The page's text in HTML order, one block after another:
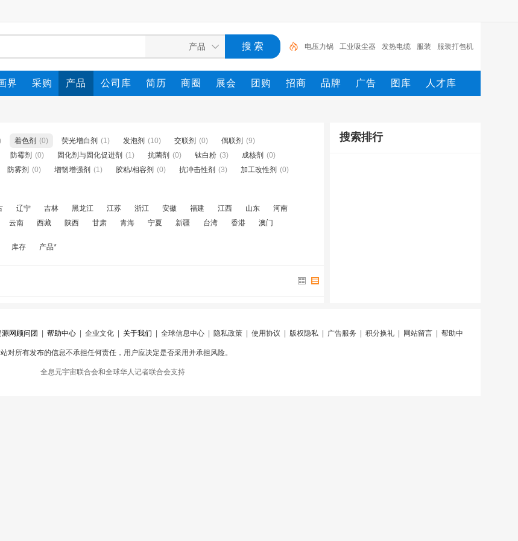
电压力锅 工业吸尘器 发热电缆 服装 服装打包机
服务/ 工具 家用电器 电焊机 服务
界 采购 产品 公司库 简历 商圈 展会 团购 招商 品牌 广告 图库 人才库
着色剂 (0) 荧光增白剂 (1) 发泡剂 (10) 交联剂 (0) 偶联剂 (9)
防霉剂 (0) 固化剂与固化促进剂 (1) 抗菌剂 (0) 钛白粉 (3) 成核剂 (0)
防雾剂 (0) 增韧增强剂 (1) 胶粘/相容剂 (0) 抗冲击性剂 (3) 加工改性剂 (0)
辽宁 吉林 黑龙江 江苏 浙江 安徽 福建 江西 山东
河南
云南 西藏 陕西 甘肃 青海 宁夏 新疆 台湾 香港 澳门
库存 产品*
搜索排行
网顾问团 帮助中心| 企业文化| 关于我们 全球信息中心| 隐私政策| 使用协议 版权隐私| 广告服务 积分换礼| 网站留言| 帮助中
心|违规举报
对所有发布的信息不承担任何责任，用户应决定是否采用并承担风险。
全息元宇宙联合会和全球华人记者联合会支持